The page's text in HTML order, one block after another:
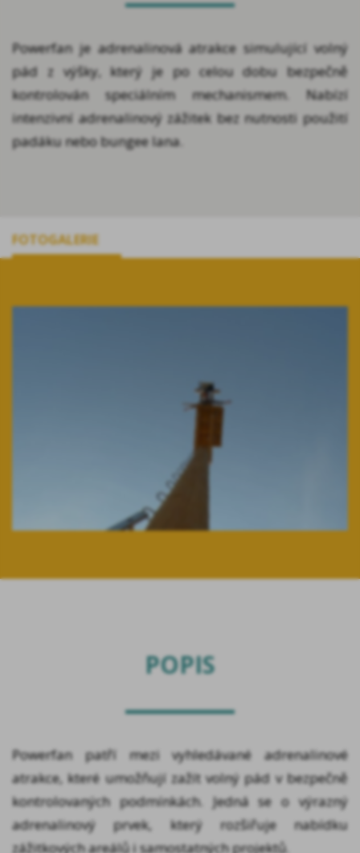
Powerfan je adrenalinová atrakce simulující volný
pád z výšky, který je po celou dobu bezpečně
kontrolován speciálním mechanismem. Nabízí
intenzivní adrenalinový zážitek bez nutnosti použití
padáku nebo bungee lana.
FOTOGALERIE
POPIS
Powerfan patří mezi vyhledávané adrenalinové
atrakce, které umožňují zažít volný pád v bezpečně
kontrolovaných podmínkách. Jedná se o výrazný
adrenalinový prvek, který rozšiřuje nabídku
zážitkových areálů i samostatných projektů.